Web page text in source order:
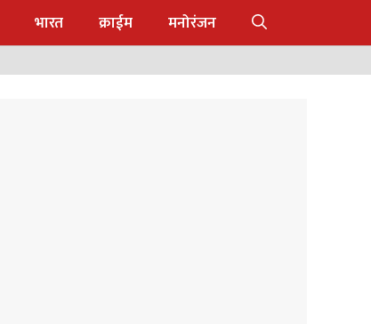
भारत क्राईम मनोरंजन